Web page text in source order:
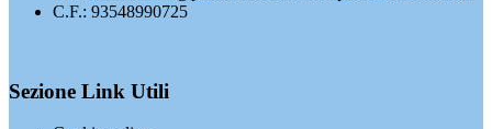
C.F.: 93548990725
Sezione Link Utili